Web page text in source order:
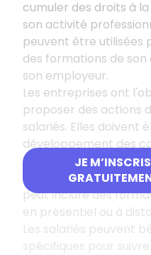
JE
cumuler des droits à
son activité
peuvent être utilisées
des formations de
son employeur.
Les entreprises ont
proposer des actions
salariés. Elles doivent
développement des
les besoins en
actions envisagées
peut inclure des
en présentiel ou à
Les salariés peuvent
spécifiques pour